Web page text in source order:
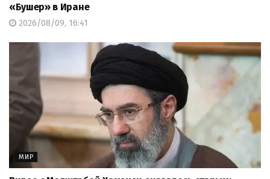
«Бушер» в Иране
2026/08/09, 16:41
МИР